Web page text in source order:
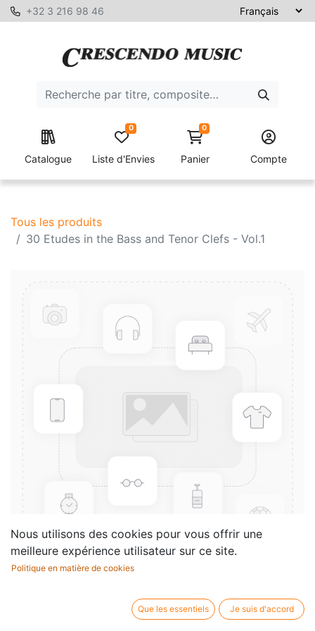
+32 3 216 98 46
Catalogue Liste d'Envies
0 0
Panier Compte
Tous les produits
30 Etudes in the Bass and Tenor Clefs - Vol.1
30 Etudes in the Bass and
Tenor Clefs - Vol.1
Nous utilisons des cookies pour vous offrir une
meilleure expérience utilisateur sur ce site.
Politique en matière de cookies
Que les essentiels Je suis d'accord